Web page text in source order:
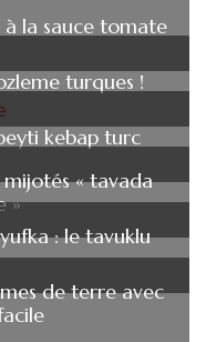
la sauce tomate
turques !
kebap turc
« tavada
»
: le tavuklu
de terre avec